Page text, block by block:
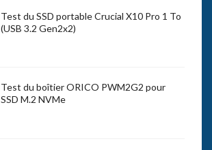
Test du SSD portable Crucial X10 Pro 1 To
(USB 3.2 Gen2x2)
Test du boîtier ORICO PWM2G2 pour
SSD M.2 NVMe